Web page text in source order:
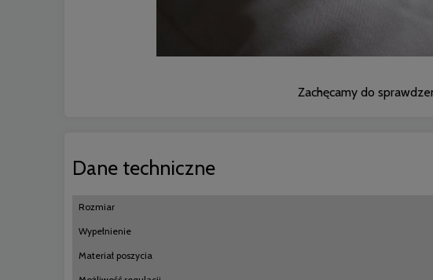
Zachęcamy do
Dane techniczne
Rozmiar
Wypełnienie
Materiał poszycia